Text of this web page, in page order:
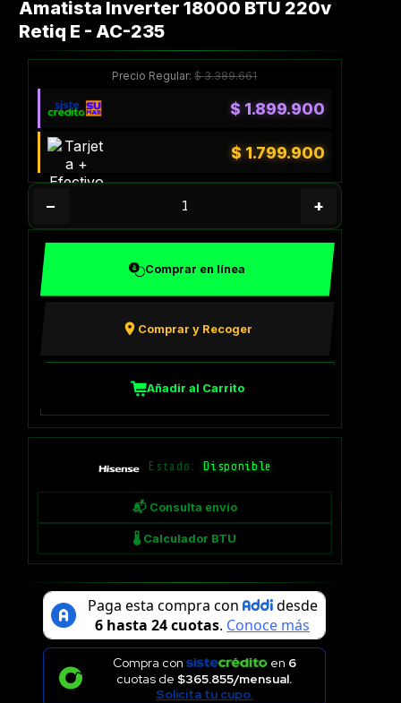
Amatista Inverter 18000 BTU 220v
Retiq E - AC-235
Precio Regular:$3.389.661
$ 1.899.900
$ 1.799.900
− +
Comprar en línea
Comprar y Recoger
Añadir al Carrito
Estado: Disponible
📬 Consulta envío
🌡 Calculador BTU
Compra con en 6
cuotas de $365.855/mensual.
Solicita tu cupo.